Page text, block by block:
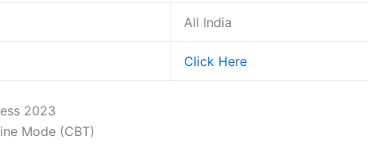
All India
Click Here
2023
Mode (CBT)